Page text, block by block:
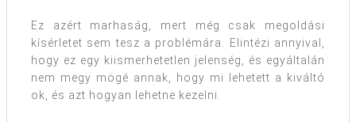
Ez azért marhaság, mert még csak megoldási
kísérletet sem tesz a problémára. Elintézi annyival,
hogy ez egy kiismerhetetlen jelenség, és egyáltalán
nem megy mögé annak, hogy mi lehetett a kiváltó
ok, és azt hogyan lehetne kezelni.